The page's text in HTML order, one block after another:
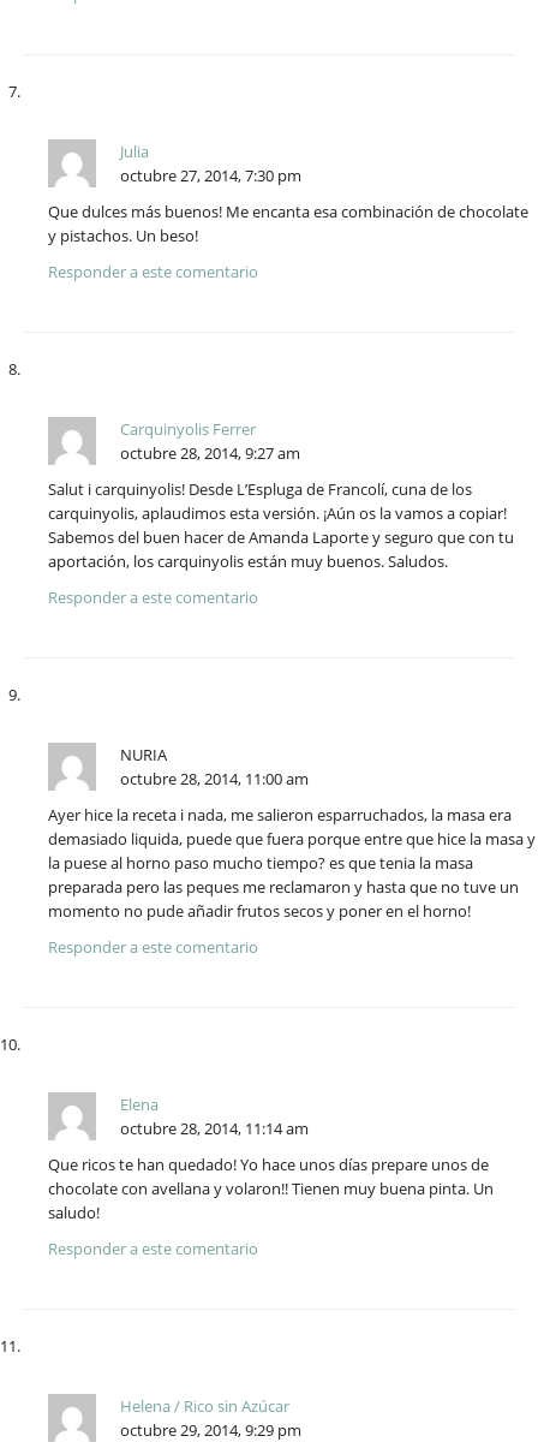
Julia
octubre 27, 2014, 7:30 pm
Que dulces más buenos! Me encanta esa combinación de chocolate
y pistachos. Un beso!
Responder a este comentario
Carquinyolis Ferrer
octubre 28, 2014, 9:27 am
Salut i carquinyolis! Desde L’Espluga de Francolí, cuna de los
carquinyolis, aplaudimos esta versión. ¡Aún os la vamos a copiar!
Sabemos del buen hacer de Amanda Laporte y seguro que con tu
aportación, los carquinyolis están muy buenos. Saludos.
Responder a este comentario
NURIA
octubre 28, 2014, 11:00 am
Ayer hice la receta i nada, me salieron esparruchados, la masa era
demasiado liquida, puede que fuera porque entre que hice la masa y
la puese al horno paso mucho tiempo? es que tenia la masa
preparada pero las peques me reclamaron y hasta que no tuve un
momento no pude añadir frutos secos y poner en el horno!
Responder a este comentario
Elena
octubre 28, 2014, 11:14 am
Que ricos te han quedado! Yo hace unos días prepare unos de
chocolate con avellana y volaron!! Tienen muy buena pinta. Un
saludo!
Responder a este comentario
Helena / Rico sin Azúcar
octubre 29, 2014, 9:29 pm